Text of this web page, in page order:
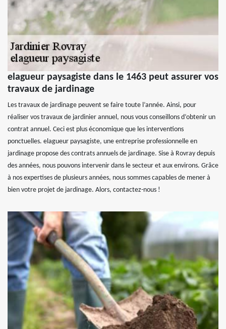
elagueur paysagiste dans le 1463 peut assurer vos
travaux de jardinage
Les travaux de jardinage peuvent se faire toute l’année. Ainsi, pour
réaliser vos travaux de jardinier annuel, nous vous conseillons d’obtenir un
contrat annuel. Ceci est plus économique que les interventions
ponctuelles. elagueur paysagiste, une entreprise professionnelle en
jardinage propose des contrats annuels de jardinage. Sise à Rovray depuis
des années, nous pouvons intervenir dans le secteur et aux environs. Grâce
à nos expertises de plusieurs années, nous sommes capables de mener à
bien votre projet de jardinage. Alors, contactez-nous !